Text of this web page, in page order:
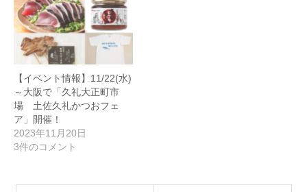
【イベント情報】11/22(水)
～大阪で「久礼大正町市
場 土佐久礼かつおフェ
ア」開催！
2023年11月20日
3件のコメント